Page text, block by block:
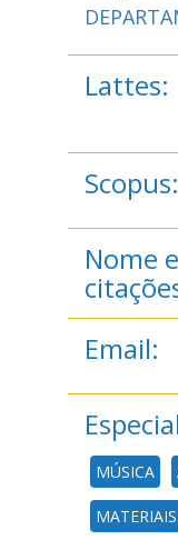
Lattes:
Scopus:
Nome
Email:
MÚSICA